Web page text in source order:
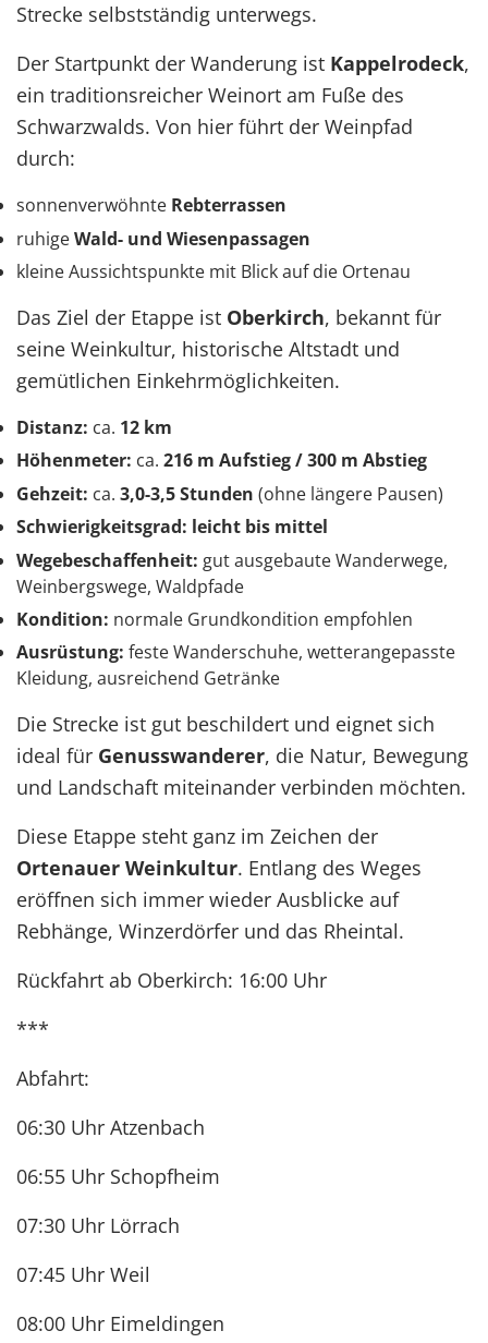
Strecke selbstständig unterwegs.
Der Startpunkt der Wanderung ist Kappelrodeck,
ein traditionsreicher Weinort am Fuße des
Schwarzwalds. Von hier führt der Weinpfad
durch:
sonnenverwöhnte Rebterrassen
ruhigeWald- und Wiesenpassagen
kleine Aussichtspunkte mit Blick auf die Ortenau
Das Ziel der Etappe ist Oberkirch, bekannt für
seine Weinkultur, historische Altstadt und
gemütlichen Einkehrmöglichkeiten.
Distanz: ca. 12 km
Höhenmeter: ca. 216 m Aufstieg / 300 m Abstieg
Gehzeit: ca. 3,0-3,5 Stunden (ohne längere Pausen)
Schwierigkeitsgrad: leicht bis mittel
Wegebeschaffenheit: gut ausgebaute Wanderwege,
Weinbergswege, Waldpfade
Kondition: normale Grundkondition empfohlen
Ausrüstung: feste Wanderschuhe, wetterangepasste
Kleidung, ausreichend Getränke
Die Strecke ist gut beschildert und eignet sich
ideal für Genusswanderer, die Natur, Bewegung
und Landschaft miteinander verbinden möchten.
Diese Etappe steht ganz im Zeichen der
Ortenauer Weinkultur. Entlang des Weges
eröffnen sich immer wieder Ausblicke auf
Rebhänge, Winzerdörfer und das Rheintal.
Rückfahrt ab Oberkirch: 16:00 Uhr
***
Abfahrt:
06:30 Uhr Atzenbach
06:55 Uhr Schopfheim
07:30 Uhr Lörrach
07:45 Uhr Weil
08:00 Uhr Eimeldingen